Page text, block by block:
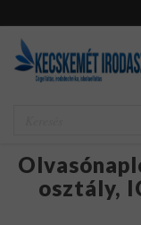
osztály,